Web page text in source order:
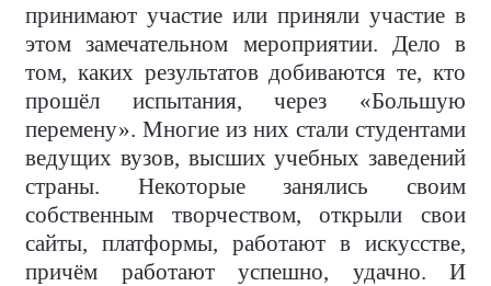
принимают участие или приняли участие в
этом замечательном мероприятии. Дело в
том, каких результатов добиваются те, кто
прошёл испытания, через «Большую
перемену». Многие из них стали студентами
ведущих вузов, высших учебных заведений
страны. Некоторые занялись своим
собственным творчеством, открыли свои
сайты, платформы, работают в искусстве,
причём работают успешно, удачно. И